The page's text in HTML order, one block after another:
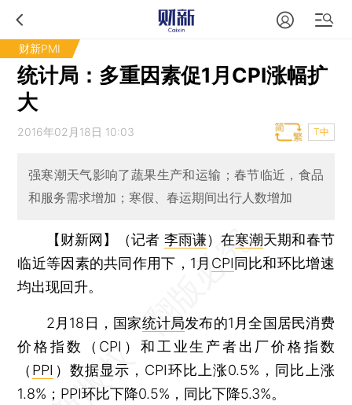
财新PMI
统计局：多重因素促1月CPI涨幅扩
大
2016年02月18日 10:03 T中
强寒潮天气影响了蔬果生产和运输；春节临近，食品
和服务需求增加；寒假、春运期间出行人数增加
【财新网】（记者 李雨谦） 在寒潮天期和春节
临近等因素的共同作用下，1月 CPI 同比和环比增速
均出现回升。
2月18日，国家统计局发布的1月全国居民消费
价格指数（CPI）和工业生产者出厂价格指数
（ PPI ）数据显示，CPI环比上涨0.5%，同比上涨
1.8%；PPI环比下降0.5%，同比下降5.3%。